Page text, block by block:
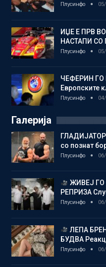
Плусинфо
ИЏЕ Е ПРВ
НАСТАПИ СО
Плусинфо
ЧЕФЕРИН
Европските
Плусинфо
Галерија
ГЛАДИЈАТОР
со познат
Плусинфо
ЖИВЕЈ
РЕПРИЗА
Плусинфо
ЛЕПА
БУДВА
Плусинфо